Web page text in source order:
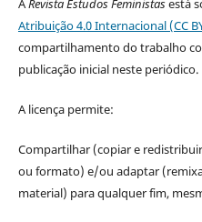
ARevista Estudos Feministasestá
Atribuição 4.0 Internacional (CC
compartilhamento do trabalho
publicação inicial neste periódico.
A licença permite:
Compartilhar (copiar e
ou formato) e/ou adaptar
material) para qualquer fim,